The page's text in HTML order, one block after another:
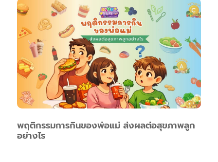
พฤติกรรมการกินของพ่อแม่ ส่งผลต่อสุขภาพลูก
อย่างไร